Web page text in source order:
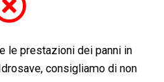
le prestazioni dei panni in
consigliamo di non